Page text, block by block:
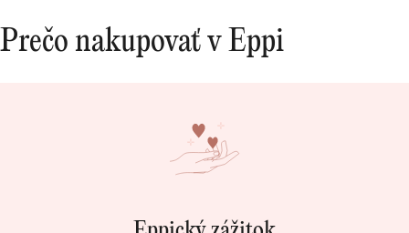
Prečo nakupovať v Eppi